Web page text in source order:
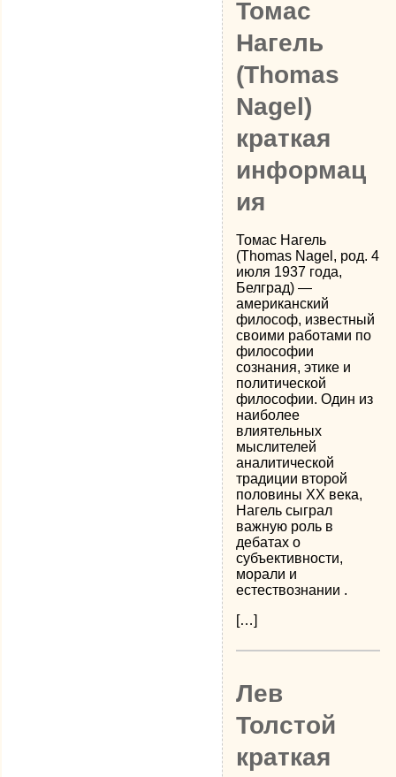
Томас
Нагель
(Thomas
Nagel)
краткая
информац
ия
Томас Нагель
(Thomas Nagel, род. 4
июля 1937 года,
Белград) —
американский
философ, известный
своими работами по
философии
сознания, этике и
политической
философии. Один из
наиболее
влиятельных
мыслителей
аналитической
традиции второй
половины XX века,
Нагель сыграл
важную роль в
дебатах о
субъективности,
морали и
естествознании .
[…]
Лев
Толстой
краткая